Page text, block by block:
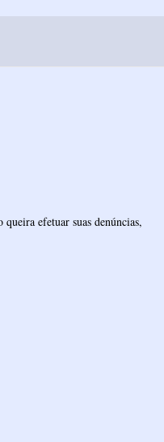
efetuar suas denúncias,